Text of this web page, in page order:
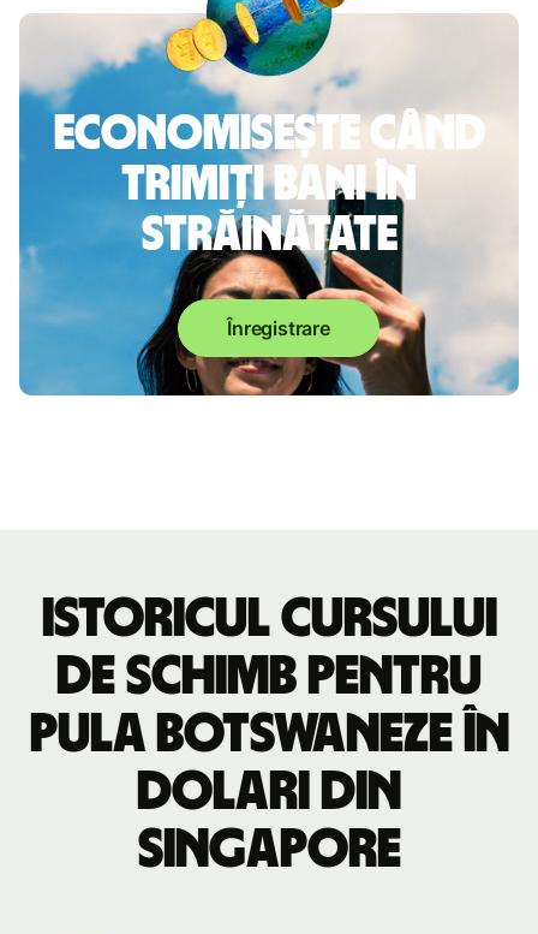
Economisește când
trimiți bani în
străinătate
Înregistrare
Istoricul cursului
de schimb pentru
pula botswaneze în
dolari din
Singapore